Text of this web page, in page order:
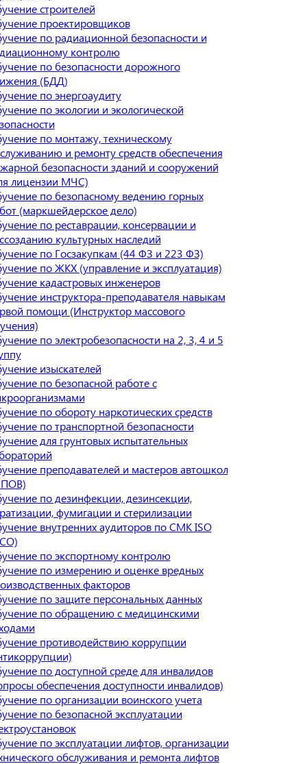
строителей
проектировщиков
по радиационной безопасности и
контролю
по безопасности дорожного
(БДД)
по энергоаудиту
по экологии и экологической
по монтажу, техническому
и ремонту средств обеспечения
безопасности зданий и сооружений
лицензии МЧС)
по безопасному ведению горных
(маркшейдерское дело)
по реставрации, консервации и
культурных наследий
по Госзакупкам (44 ФЗ и 223 ФЗ)
по ЖКХ (управление и эксплуатация)
кадастровых инженеров
инструктора-преподавателя навыкам
помощи (Инструктор массового
по электробезопасности на 2, 3, 4 и 5
изыскателей
по безопасной работе с
по обороту наркотических средств
по транспортной безопасности
для грунтовых испытательных
преподавателей и мастеров автошкол
по дезинфекции, дезинсекции,
фумигации и стерилизации
внутренних аудиторов по СМК ISO
по экспортному контролю
по измерению и оценке вредных
факторов
по защите персональных данных
по обращению с медицинскими
противодействию коррупции
по доступной среде для инвалидов
обеспечения доступности инвалидов)
по организации воинского учета
по безопасной эксплуатации
по эксплуатации лифтов, организации
обслуживания и ремонта лифтов